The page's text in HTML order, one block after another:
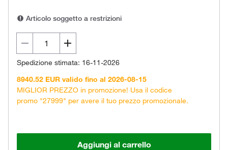
Articolo soggetto a restrizioni
Spedizione stimata: 16-11-2026
8940.52 EUR valido fino al 2026-08-15
MIGLIOR PREZZO in promozione! Usa il codice
promo "27999" per avere il tuo prezzo promozionale.
Aggiungi al carrello